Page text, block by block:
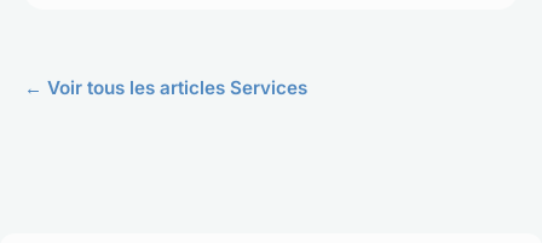
← Voir tous les articles Services